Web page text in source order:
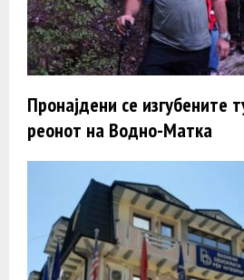
Пронајдени се изгубените
реонот на Водно-Матка